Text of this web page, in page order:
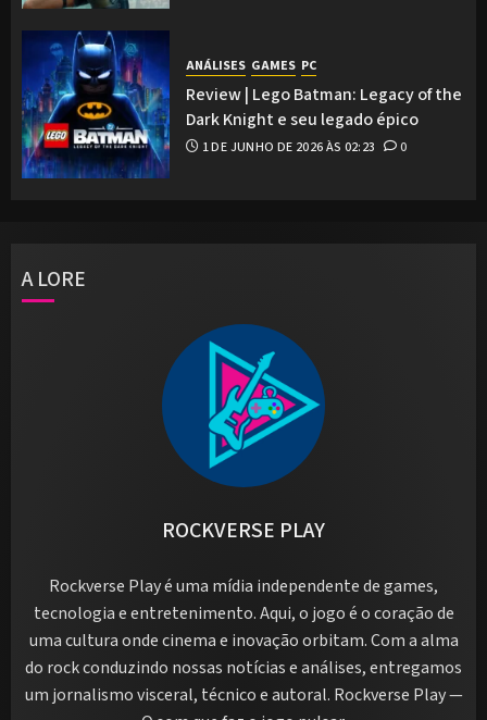
ANÁLISES GAMES PC
Review | Lego Batman: Legacy of the
Dark Knight e seu legado épico
1 DE JUNHO DE 2026 ÀS 02:23 0
A LORE
ROCKVERSE PLAY
Rockverse Play é uma mídia independente de games,
tecnologia e entretenimento. Aqui, o jogo é o coração de
uma cultura onde cinema e inovação orbitam. Com a alma
do rock conduzindo nossas notícias e análises, entregamos
um jornalismo visceral, técnico e autoral. Rockverse Play —